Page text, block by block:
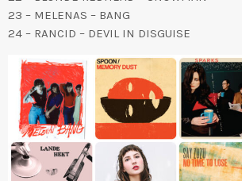
23 – MELENAS – BANG
24 – RANCID – DEVIL IN DISGUISE